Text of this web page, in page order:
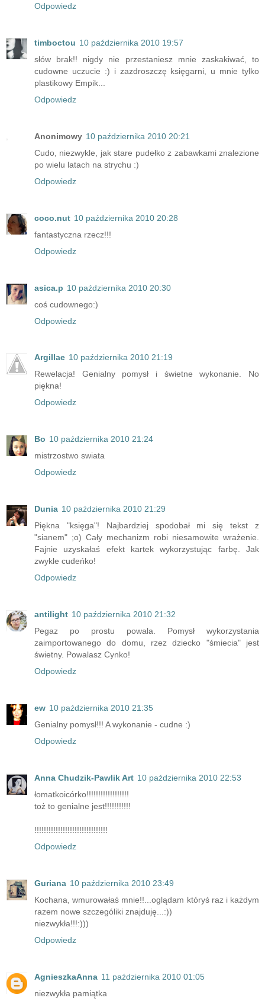
Odpowiedz
timboctou 10 października 2010 19:57
słów brak!! nigdy nie przestaniesz mnie zaskakiwać, to
cudowne uczucie :) i zazdroszczę księgarni, u mnie tylko
plastikowy Empik...
Odpowiedz
Anonimowy 10 października 2010 20:21
Cudo, niezwykle, jak stare pudełko z zabawkami znalezione
po wielu latach na strychu :)
Odpowiedz
coco.nut 10 października 2010 20:28
fantastyczna rzecz!!!
Odpowiedz
asica.p 10 października 2010 20:30
coś cudownego:)
Odpowiedz
Argillae 10 października 2010 21:19
Rewelacja! Genialny pomysł i świetne wykonanie. No
piękna!
Odpowiedz
Bo 10 października 2010 21:24
mistrzostwo swiata
Odpowiedz
Dunia 10 października 2010 21:29
Piękna "księga"! Najbardziej spodobał mi się tekst z
"sianem" ;o) Cały mechanizm robi niesamowite wrażenie.
Fajnie uzyskałaś efekt kartek wykorzystując farbę. Jak
zwykle cudeńko!
Odpowiedz
antilight 10 października 2010 21:32
Pegaz po prostu powala. Pomysł wykorzystania
zaimportowanego do domu, rzez dziecko "śmiecia" jest
świetny. Powalasz Cynko!
Odpowiedz
ew 10 października 2010 21:35
Genialny pomysł!!! A wykonanie - cudne :)
Odpowiedz
Anna Chudzik-Pawlik Art 10 października 2010 22:53
łomatkoicórko!!!!!!!!!!!!!!!!!!
toż to genialne jest!!!!!!!!!!!
!!!!!!!!!!!!!!!!!!!!!!!!!!!!!!!
Odpowiedz
Guriana 10 października 2010 23:49
Kochana, wmurowałaś mnie!!...oglądam któryś raz i każdym
razem nowe szczególiki znajduję...:))
niezwykła!!!:)))
Odpowiedz
AgnieszkaAnna 11 października 2010 01:05
niezwykła pamiątka